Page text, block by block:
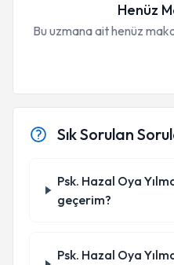
Henüz
Bu uzmana ait henüz
Sık Sorulan
Psk. Hazal Oya
geçerim?
Psk. Hazal Oya